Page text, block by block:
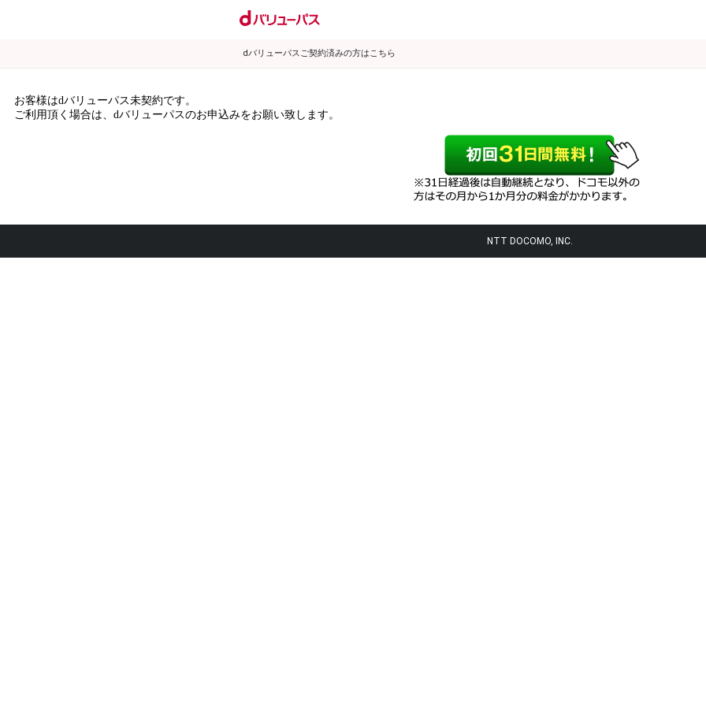
dバリューパスご契約済みの方はこちら
お客様はdバリューパス未契約です。
ご利用頂く場合は、dバリューパスのお申込みをお願い致します。
NTT DOCOMO, INC.